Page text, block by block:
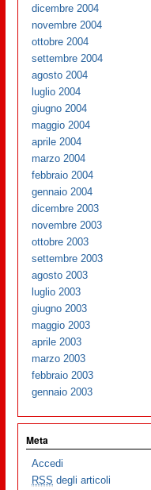
dicembre 2004
novembre 2004
ottobre 2004
settembre 2004
agosto 2004
luglio 2004
giugno 2004
maggio 2004
aprile 2004
marzo 2004
febbraio 2004
gennaio 2004
dicembre 2003
novembre 2003
ottobre 2003
settembre 2003
agosto 2003
luglio 2003
giugno 2003
maggio 2003
aprile 2003
marzo 2003
febbraio 2003
gennaio 2003
Meta
Accedi
RSS degli articoli